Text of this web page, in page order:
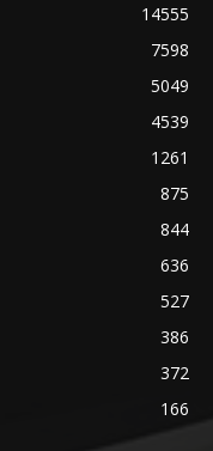
14555
7598
5049
4539
1261
875
844
636
527
386
372
166